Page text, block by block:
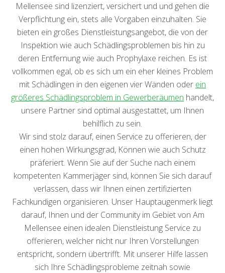
Mellensee sind lizenziert, versichert und und gehen die
Verpflichtung ein, stets alle Vorgaben einzuhalten. Sie
bieten ein großes Dienstleistungsangebot, die von der
Inspektion wie auch Schädlingsproblemen bis hin zu
deren Entfernung wie auch Prophylaxe reichen. Es ist
vollkommen egal, ob es sich um ein eher kleines Problem
mit Schädlingen in den eigenen vier Wänden oder ein
größeres Schädlingsproblem in Gewerberäumen handelt,
unsere Partner sind optimal ausgestattet, um Ihnen
behilflich zu sein.
Wir sind stolz darauf, einen Service zu offerieren, der
einen hohen Wirkungsgrad, Können wie auch Schutz
präferiert. Wenn Sie auf der Suche nach einem
kompetenten Kammerjäger sind, können Sie sich darauf
verlassen, dass wir Ihnen einen zertifizierten
Fachkundigen organisieren. Unser Hauptaugenmerk liegt
darauf, Ihnen und der Community im Gebiet von Am
Mellensee einen idealen Dienstleistung Service zu
offerieren, welcher nicht nur Ihren Vorstellungen
entspricht, sondern übertrifft. Mit unserer Hilfe lassen
sich Ihre Schädlingsprobleme zeitnah sowie